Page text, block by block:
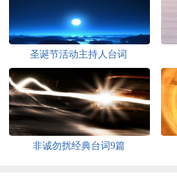
圣诞节活动主持人台词
非诚勿扰经典台词9篇